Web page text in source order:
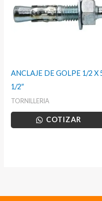
ANCLAJE DE GOLPE 1/2 X
1/2″
TORNILLERIA
COTIZAR